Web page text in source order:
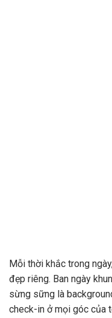
Mỗi thời khắc trong
đẹp riêng. Ban ngày
sừng sững là
check-in ở mọi góc của